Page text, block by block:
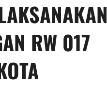
RW 017